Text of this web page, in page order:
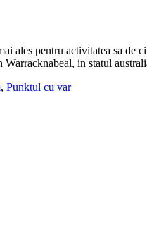
ales pentru activitatea sa de
Warracknabeal, in statul
, Punktul cu var